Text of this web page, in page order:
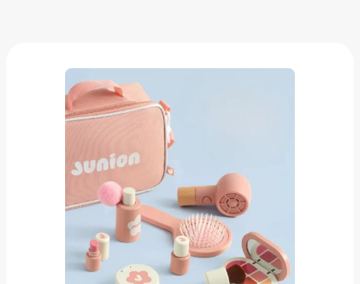
Игровой набор косметики для девочек Junion
1 390 ₽
Добавить в вишлист